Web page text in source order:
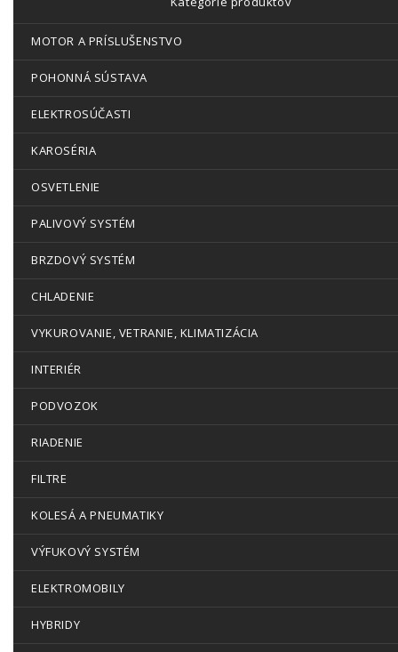
MOTOR A PRÍSLUŠENSTVO
POHONNÁ SÚSTAVA
ELEKTROSÚČASTI
KAROSÉRIA
OSVETLENIE
PALIVOVÝ SYSTÉM
BRZDOVÝ SYSTÉM
CHLADENIE
VYKUROVANIE, VETRANIE, KLIMATIZÁCIA
INTERIÉR
PODVOZOK
RIADENIE
FILTRE
KOLESÁ A PNEUMATIKY
VÝFUKOVÝ SYSTÉM
ELEKTROMOBILY
HYBRIDY